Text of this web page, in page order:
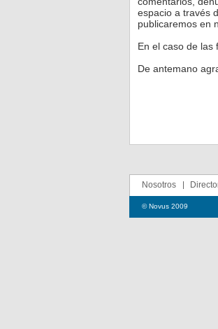
espacio a través
publicaremos en
En el caso de las
De antemano
Nosotros
© Novus 2009